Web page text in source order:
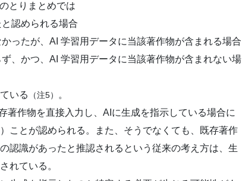
とりまとめでは
認められる場合
たが、AI 学習用データに当該著作物が含まれる場合
かつ、AI 学習用データに当該著作物が含まれない場
いる
（注5） 。
作物を直接入力し、AIに生成を指示している場合に
ことが認められる。また、そうでなくても、既存著作
認識があったと推認されるという従来の考え方は、生
れている。